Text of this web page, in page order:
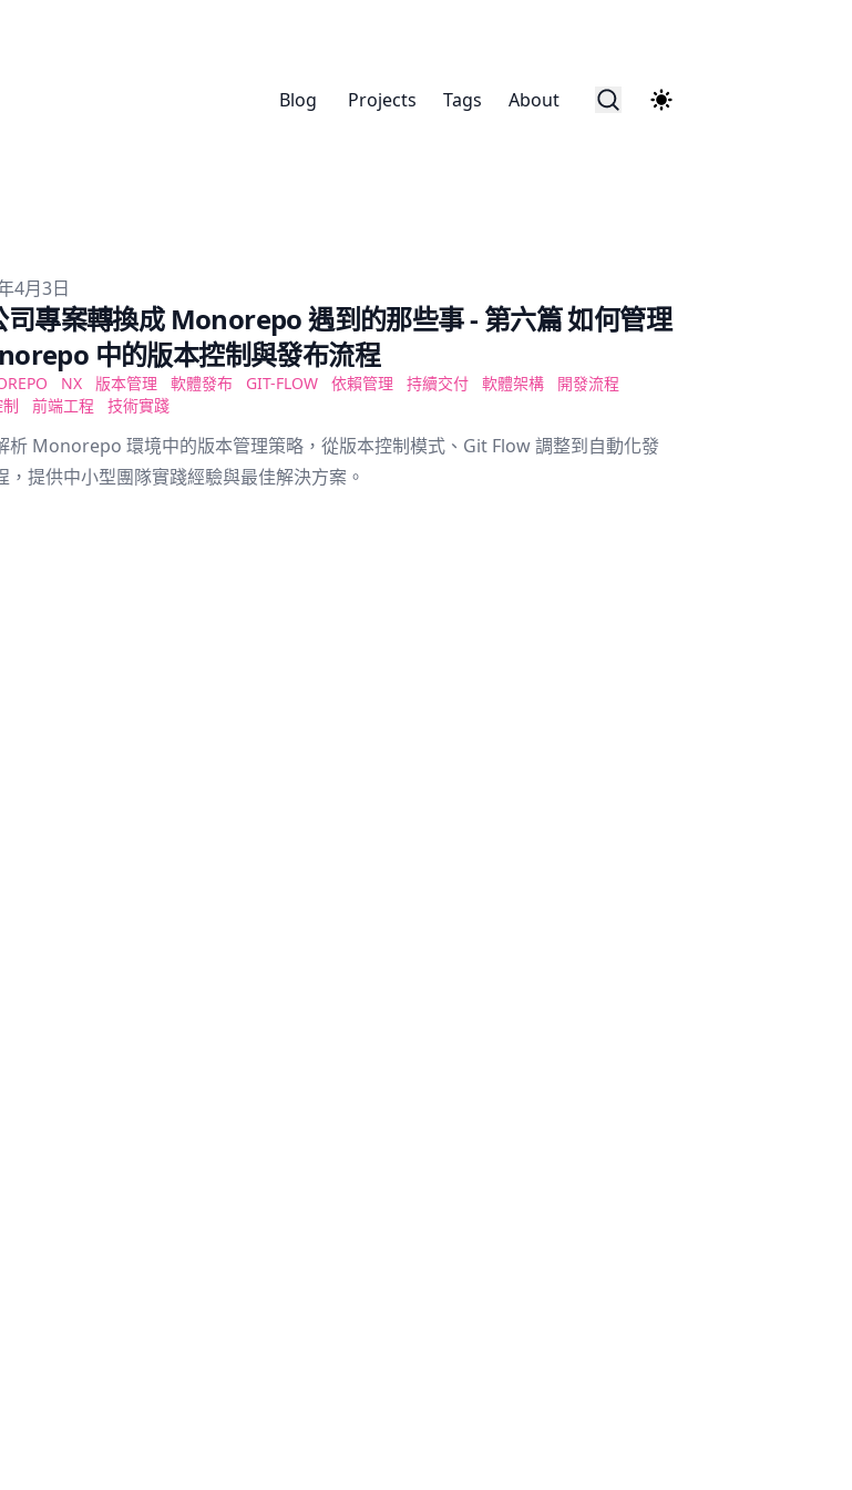
Blog Projects Tags About
on
4月3日
司專案轉換成 Monorepo 遇到的那些事 - 第六篇 如何管理
中的版本控制與發布流程
NX 版本管理 軟體發布 GIT-FLOW 依賴管理 持續交付 軟體架構
開發流程
前端工程 技術實踐
析 Monorepo 環境中的版本管理策略，從版本控制模式、Git Flow 調整到自動化發
，提供中小型團隊實踐經驗與最佳解決方案。